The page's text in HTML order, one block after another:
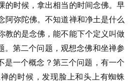
的时候，拿出相当的时间念佛。早
阿弥陀佛。不知道禅和净土是什么
教的是念佛，能不能下个定义叫做
。第二个问题，观想念佛和坐禅参
是一个概念？第三个问题，有一个
的时候，发现脸上和头上有蜘蛛